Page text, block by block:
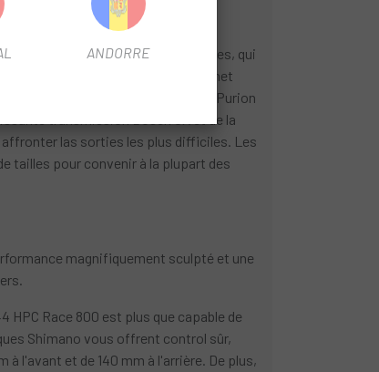
le passage interne des câbles, qui
à angle réglable vous permet
le contrôleur et l'écran Bosch Purion
transmission Bosch CX et de la
affronter las sorties les plus difficiles. Les
tailles pour convenir à la plupart des
magnifiquement sculpté et une
Race 800 est plus que capable de
Shimano vous offrent control sûr,
l'avant et de 140 mm à l'arrière. De plus,
ANDORRE